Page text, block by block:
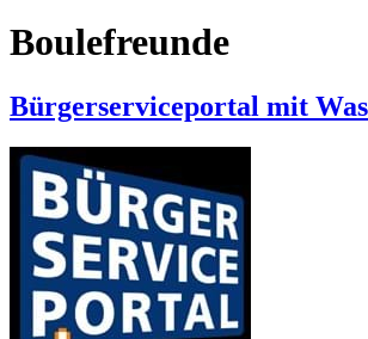
Boulefreunde
Bürgerserviceportal mit